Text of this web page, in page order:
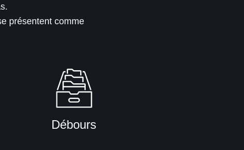
présentent comme
Débours